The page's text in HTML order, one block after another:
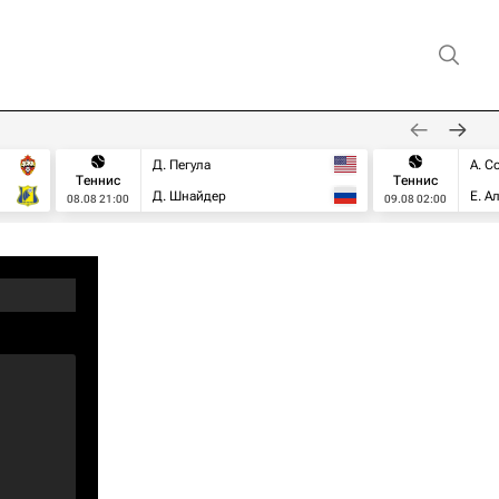
Теннис
08.08 21:00
Д. Пегула
Д. Шнайдер
Теннис
09.08 02:00
А.
Е.